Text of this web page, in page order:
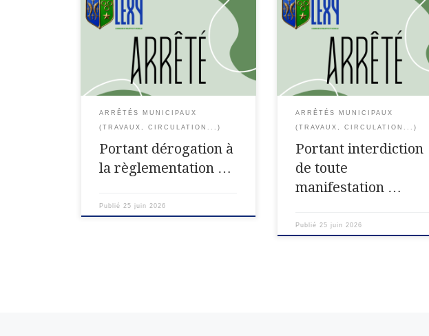
ARRETE modificatif
N°30/2026/SIDPC Portant
dérogation à la règlementation sur
les bruits de voisinage pour les
entreprises du bâtiment et des
travaux publics en période de
fortes chaleurs. LE PREFET DE […]
ARRÊTÉS MUNICIPAUX
(TRAVAUX, CIRCULATION...)
Portant dérogation à
la règlementation …
Publié 25 juin 2026
Arrêté préfectoral du 25 juin 2026
Portant interdiction de toute
manifestation sportive en plein air
en raison de la vigilance rouge
canicule dans le département de
Meurthe-et-Moselle LE PREFET DE
[…]
ARRÊTÉS MUNICIPAUX
(TRAVAUX, CIRCULATION...)
Portant interdiction
de toute
manifestation …
Publié 25 juin 2026